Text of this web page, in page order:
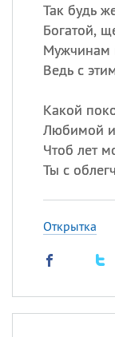
Так будь
Богатой,
Мужчинам
Ведь с
Какой
Любимой
Чтоб лет
Ты с
Открытка